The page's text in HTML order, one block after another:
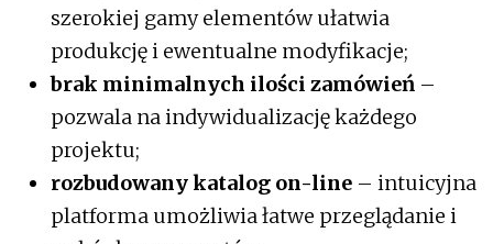
szerokiej gamy elementów ułatwia
produkcję i ewentualne modyfikacje;
brak minimalnych ilości zamówień –
pozwala na indywidualizację każdego
projektu;
rozbudowany katalog on-line – intuicyjna
platforma umożliwia łatwe przeglądanie i